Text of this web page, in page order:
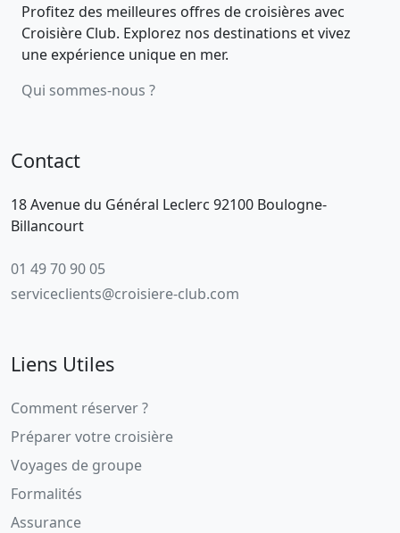
Profitez des meilleures offres de croisières avec
Croisière Club. Explorez nos destinations et vivez
une expérience unique en mer.
Qui sommes-nous ?
Contact
18 Avenue du Général Leclerc 92100 Boulogne-
Billancourt
01 49 70 90 05
serviceclients@croisiere-club.com
Liens Utiles
Comment réserver ?
Préparer votre croisière
Voyages de groupe
Formalités
Assurance